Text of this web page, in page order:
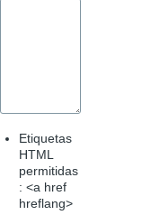
Etiquetas
HTML
permitidas
: <a href
hreflang>